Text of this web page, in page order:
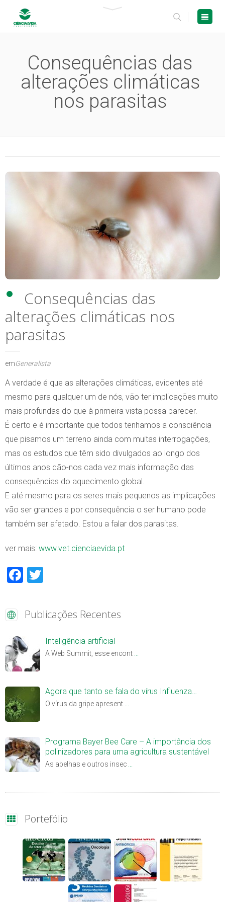
Consequências das
alterações climáticas
nos parasitas
Publicações Recentes
Inteligência artificial
A Web Summit, esse encont
Agora que tanto se fala do vírus Influenza…
O vírus da gripe apresent
Programa Bayer Bee Care – A importância dos
polinizadores para uma agricultura sustentável
As abelhas e outros insec
Portefólio
Consequências das
alterações climáticas nos
parasitas
emGeneralista
A verdade é que as alterações climáticas, evidentes até
mesmo para qualquer um de nós, vão ter implicações muito
mais profundas do que à primeira vista possa parecer.
É certo e é importante que todos tenhamos a consciência
que pisamos um terreno ainda com muitas interrogações,
mas os estudos que têm sido divulgados ao longo dos
últimos anos dão-nos cada vez mais informação das
consequências do aquecimento global.
E até mesmo para os seres mais pequenos as implicações
vão ser grandes e por consequência o ser humano pode
também ser afetado. Estou a falar dos parasitas.
ver mais: www.vet.cienciaevida.pt
Facebook